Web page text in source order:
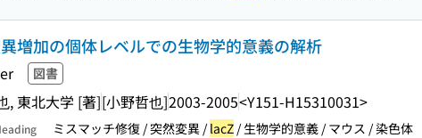
増加の個体レベルでの生物学的意義の解析
図書
, 東北大学 [著][小野哲也]2003-2005<Y151-H15310031>
ミスマッチ修復 / 突然変異 /lacZ / 生物学的意義 / マウス / 染色体